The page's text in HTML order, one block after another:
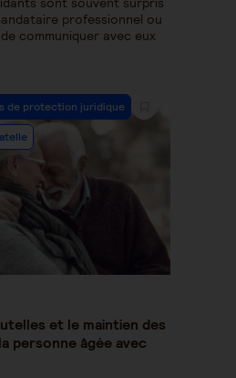
professionnel ou
communiquer avec eux
de protection juridique
et le maintien des
personne âgée avec